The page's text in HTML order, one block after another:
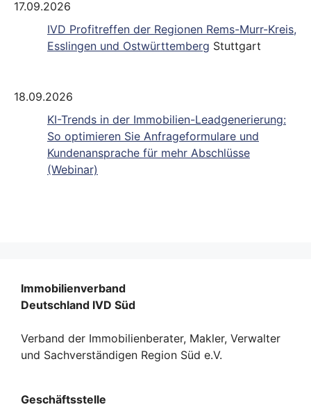
17.09.2026
IVD Profitreffen der Regionen Rems-Murr-Kreis,
Esslingen und Ostwürttemberg Stuttgart
18.09.2026
KI-Trends in der Immobilien-Leadgenerierung:
So optimieren Sie Anfrageformulare und
Kundenansprache für mehr Abschlüsse
(Webinar)
Immobilienverband
Deutschland IVD Süd
Verband der Immobilienberater, Makler, Verwalter
und Sachverständigen Region Süd e.V.
Geschäftsstelle